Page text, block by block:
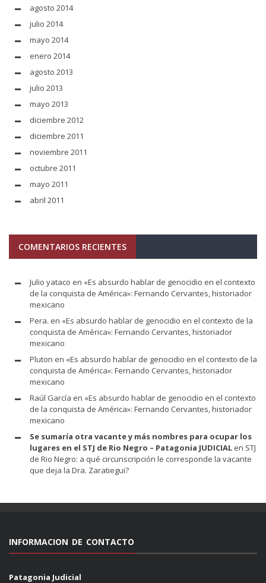
agosto 2014
julio 2014
mayo 2014
enero 2014
agosto 2013
julio 2013
mayo 2013
diciembre 2012
diciembre 2011
noviembre 2011
octubre 2011
mayo 2011
abril 2011
COMENTARIOS RECIENTES
Julio yataco en «Es absurdo hablar de genocidio en el contexto
de la conquista de América»: Fernando Cervantes, historiador
mexicano
Pera. en «Es absurdo hablar de genocidio en el contexto de la
conquista de América»: Fernando Cervantes, historiador
mexicano
Pluton en «Es absurdo hablar de genocidio en el contexto de la
conquista de América»: Fernando Cervantes, historiador
mexicano
Raúl García en «Es absurdo hablar de genocidio en el contexto
de la conquista de América»: Fernando Cervantes, historiador
mexicano
Se sumaría otra vacante y más nombres para ocupar los
lugares en el STJ de Rio Negro – Patagonia JUDICIAL en STJ
de Rio Negro: a qué circunscripción le corresponde la vacante
que deja la Dra. Zaratiegui?
INFORMACION DE CONTACTO
Patagonia Judicial